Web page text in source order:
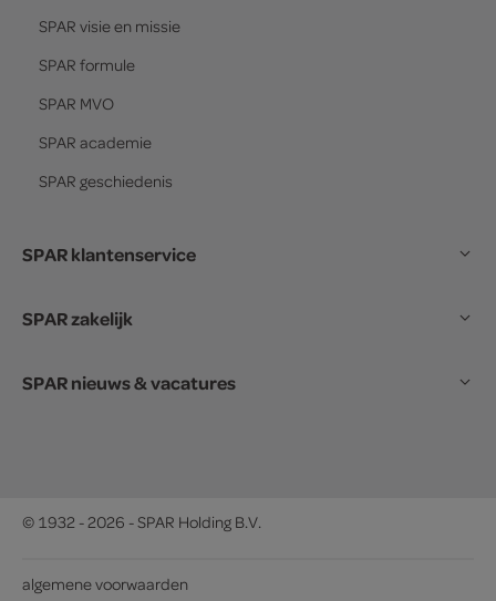
SPAR visie en missie
SPAR formule
SPAR MVO
SPAR academie
SPAR geschiedenis
SPAR klantenservice
SPAR zakelijk
SPAR nieuws & vacatures
© 1932 - 2026 - SPAR Holding B.V.
algemene voorwaarden